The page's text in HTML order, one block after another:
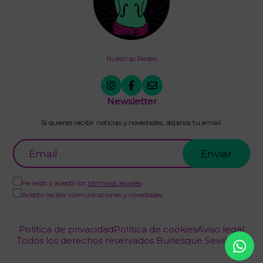
Nuestras Redes
Newsletter
Si quieres recibir noticias y novedades, déjanos tu email.
He leído y acepto los términos legales
Acepto recibir comunicaciones y novedades
Todos los derechos reservados Burlesque Sevilla (c)
Política de privacidadPolítica de cookiesAviso legal